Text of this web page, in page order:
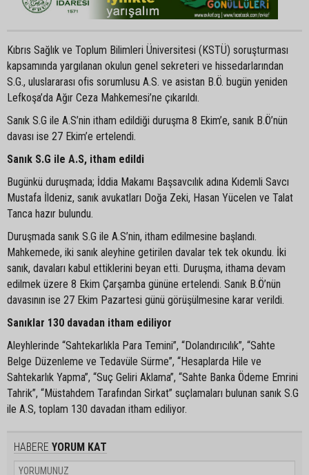
Kıbrıs Sağlık ve Toplum Bilimleri Üniversitesi (KSTÜ) soruşturması
kapsamında yargılanan okulun genel sekreteri ve hissedarlarından
S.G., uluslararası ofis sorumlusu A.S. ve asistan B.Ö. bugün yeniden
Lefkoşa’da Ağır Ceza Mahkemesi’ne çıkarıldı.
Sanık S.G ile A.S’nin itham edildiği duruşma 8 Ekim’e, sanık B.Ö’nün
davası ise 27 Ekim’e ertelendi.
Sanık S.G ile A.S, itham edildi
Bugünkü duruşmada; İddia Makamı Başsavcılık adına Kıdemli Savcı
Mustafa İldeniz, sanık avukatları Doğa Zeki, Hasan Yücelen ve Talat
Tanca hazır bulundu.
Duruşmada sanık S.G ile A.S’nin, itham edilmesine başlandı.
Mahkemede, iki sanık aleyhine getirilen davalar tek tek okundu. İki
sanık, davaları kabul ettiklerini beyan etti. Duruşma, ithama devam
edilmek üzere 8 Ekim Çarşamba gününe ertelendi. Sanık B.Ö’nün
davasının ise 27 Ekim Pazartesi günü görüşülmesine karar verildi.
Sanıklar 130 davadan itham ediliyor
Aleyhlerinde “Sahtekarlıkla Para Temini”, “Dolandırıcılık”, “Sahte
Belge Düzenleme ve Tedavüle Sürme”, “Hesaplarda Hile ve
Sahtekarlık Yapma”, “Suç Geliri Aklama”, “Sahte Banka Ödeme Emrini
Tahrik”, “Müstahdem Tarafından Sirkat” suçlamaları bulunan sanık S.G
ile A.S, toplam 130 davadan itham ediliyor.
HABERE YORUM KAT